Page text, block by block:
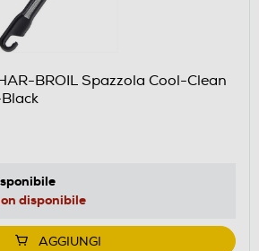
BROIL Spazzola Cool-Clean
disponibile
AGGIUNGI